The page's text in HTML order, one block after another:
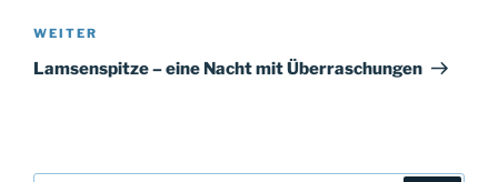
Nächster
Beitrag
WEITER
Lamsenspitze – eine Nacht mit Überraschungen